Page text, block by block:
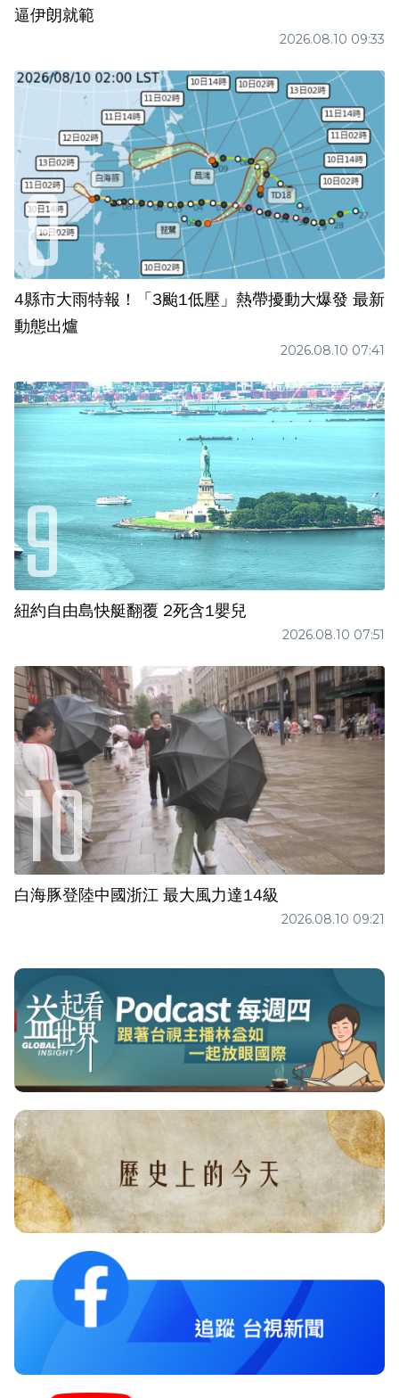
逼伊朗就範
2026.08.10 09:33
4縣市大雨特報！「3颱1低壓」熱帶擾動大爆發 最新
動態出爐
2026.08.10 07:41
紐約自由島快艇翻覆 2死含1嬰兒
2026.08.10 07:51
白海豚登陸中國浙江 最大風力達14級
2026.08.10 09:21